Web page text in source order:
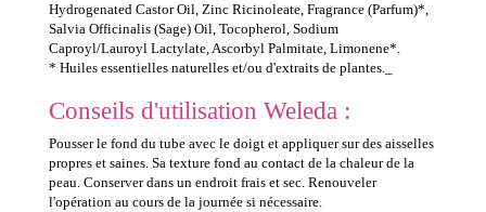
Hydrogenated Castor Oil, Zinc Ricinoleate, Fragrance (Parfum)*,
Salvia Officinalis (Sage) Oil, Tocopherol, Sodium
Caproyl/Lauroyl Lactylate, Ascorbyl Palmitate, Limonene*.
* Huiles essentielles naturelles et/ou d'extraits de plantes._
Conseils d'utilisation Weleda :
Pousser le fond du tube avec le doigt et appliquer sur des aisselles
propres et saines. Sa texture fond au contact de la chaleur de la
peau. Conserver dans un endroit frais et sec. Renouveler
l'opération au cours de la journée si nécessaire.